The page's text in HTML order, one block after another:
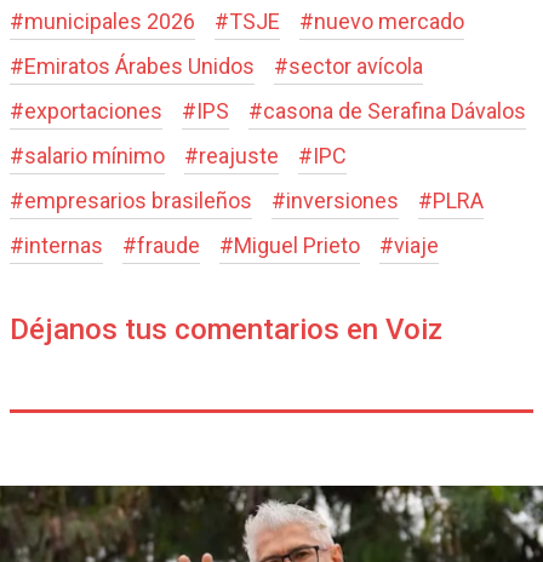
#municipales 2026 #TSJE #nuevo mercado
#Emiratos Árabes Unidos #sector avícola
#exportaciones #IPS #casona de Serafina Dávalos
#salario mínimo #reajuste #IPC
#empresarios brasileños #inversiones #PLRA
#internas #fraude #Miguel Prieto #viaje
Déjanos tus comentarios en Voiz